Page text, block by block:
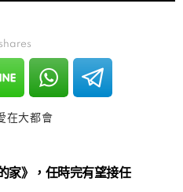
shares
在大都會
家》，任時完有望接任